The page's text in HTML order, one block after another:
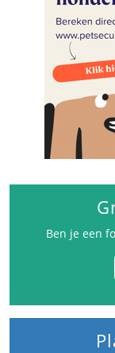
Ben je een